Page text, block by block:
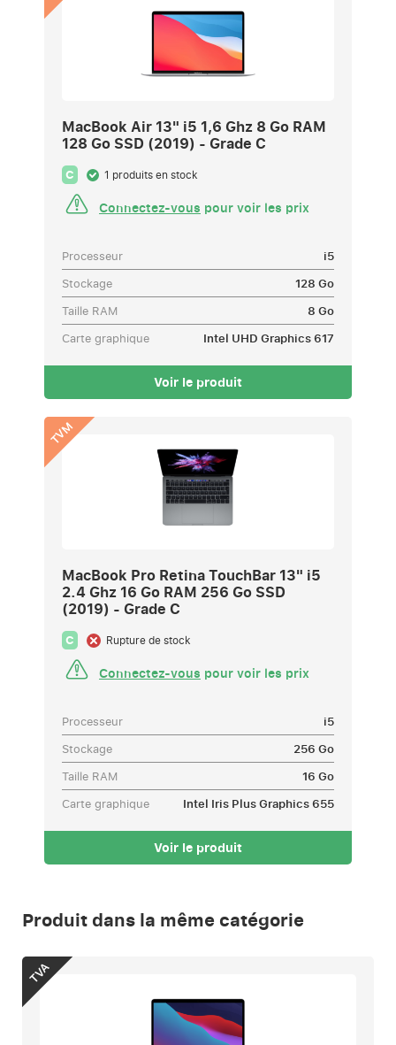
MacBook Air 13" i5 1,6 Ghz 8 Go RAM
128 Go SSD (2019) - Grade C
C 1 produits en stock
Connectez-vous pour voir les prix
Processeur
i5
Stockage
128 Go
Taille RAM
8 Go
Carte graphique
Intel UHD Graphics 617
Voir le produit
TVM
MacBook Pro Retina TouchBar 13" i5
2.4 Ghz 16 Go RAM 256 Go SSD
(2019) - Grade C
C Rupture de stock
Connectez-vous pour voir les prix
Processeur
i5
Stockage
256 Go
Taille RAM
16 Go
Carte graphique
Intel Iris Plus Graphics 655
Voir le produit
Produit dans la même catégorie
TVA